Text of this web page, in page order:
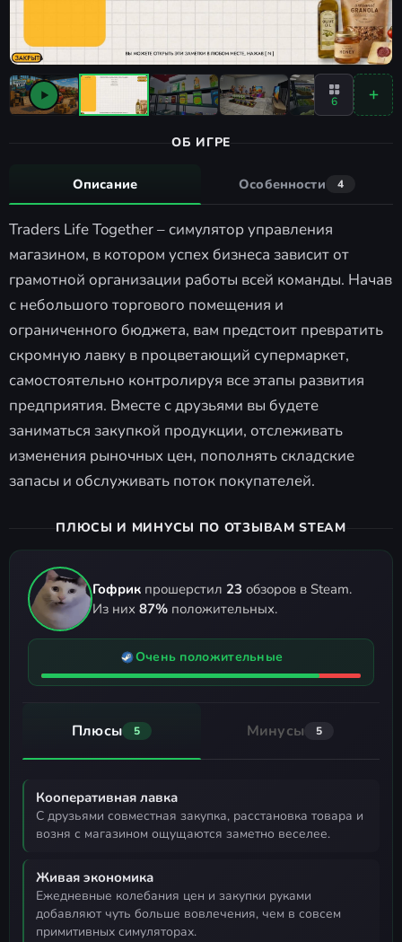
6
ОБ ИГРЕ
Описание Особенности 4
Traders Life Together – симулятор управления
магазином, в котором успех бизнеса зависит от
грамотной организации работы всей команды. Начав
с небольшого торгового помещения и
ограниченного бюджета, вам предстоит превратить
скромную лавку в процветающий супермаркет,
самостоятельно контролируя все этапы развития
предприятия. Вместе с друзьями вы будете
заниматься закупкой продукции, отслеживать
изменения рыночных цен, пополнять складские
запасы и обслуживать поток покупателей.
ПЛЮСЫ И МИНУСЫ ПО ОТЗЫВАМ STEAM
Гофрик прошерстил 23 обзоров в Steam.
Из них 87% положительных.
Очень положительные
Плюсы 5 Минусы 5
Кооперативная лавка
с друзьями совместная закупка, расстановка товара и
возня с магазином ощущаются заметно веселее.
Живая экономика
ежедневные колебания цен и закупки руками
добавляют чуть больше вовлечения, чем в совсем
примитивных симуляторах.